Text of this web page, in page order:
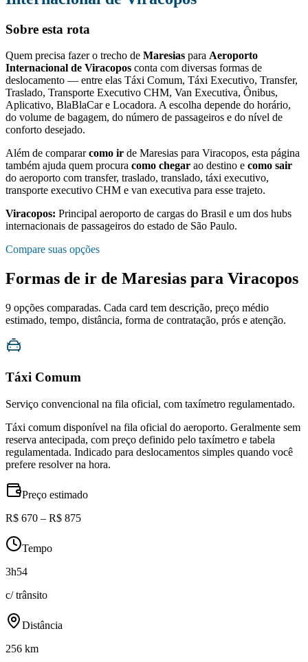
Sobre esta rota
Quem precisa fazer o trecho de Maresias para Aeroporto
Internacional de Viracopos conta com diversas formas de
deslocamento — entre elas Táxi Comum, Táxi Executivo, Transfer,
Traslado, Transporte Executivo CHM, Van Executiva, Ônibus,
Aplicativo, BlaBlaCar e Locadora. A escolha depende do horário,
do volume de bagagem, do número de passageiros e do nível de
conforto desejado.
Além de compararcomo ir de Maresias para Viracopos, esta página
também ajuda quem procura como chegar ao destino e como sair
do aeroporto com transfer, traslado, translado, táxi executivo,
transporte executivo CHM e van executiva para esse trajeto.
Viracopos: Principal aeroporto de cargas do Brasil e um dos hubs
internacionais de passageiros do estado de São Paulo.
Compare suas opções
Formas de ir de Maresias para Viracopos
9 opções comparadas. Cada card tem descrição, preço médio
estimado, tempo, distância, forma de contratação, prós e atenção.
Táxi Comum
Serviço convencional na fila oficial, com taxímetro regulamentado.
Táxi comum disponível na fila oficial do aeroporto. Geralmente sem
reserva antecipada, com preço definido pelo taxímetro e tabela
regulamentada. Indicado para deslocamentos simples quando você
prefere resolver na hora.
Preço estimado
R$ 670 – R$ 875
Tempo
3h54
c/ trânsito
Distância
256 km